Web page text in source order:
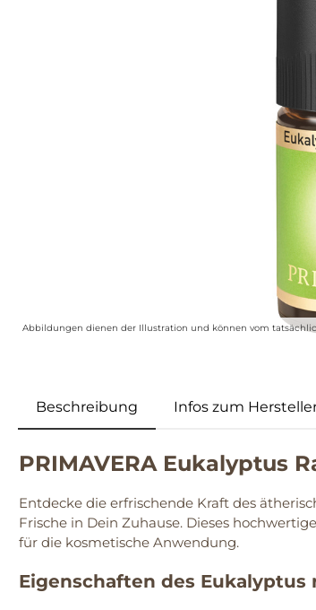
Abbildungen dienen der Illustration und können vom
Beschreibung Infos zum
PRIMAVERA Eukalyptus
Entdecke die erfrischende Kraft des
Frische in Dein Zuhause. Dieses
für die kosmetische Anwendung.
Eigenschaften des Eukalyptus